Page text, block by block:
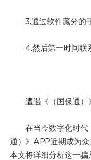
3.通过软件藏分的
4.然后第一时间联
遭遇《（国保通
在当今数字化时代
通）》APP近期成为
本文将详细分析这一